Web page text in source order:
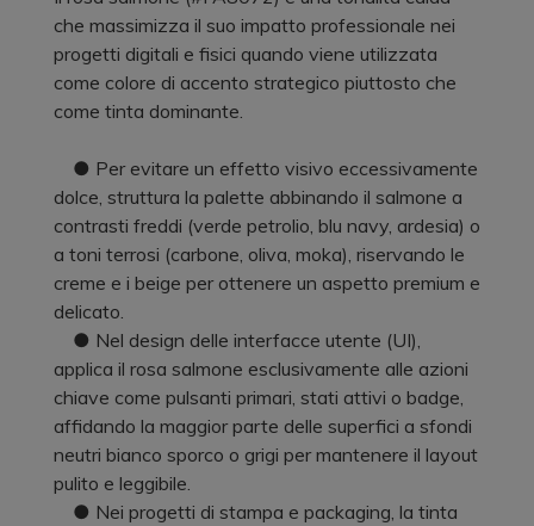
che massimizza il suo impatto professionale nei
progetti digitali e fisici quando viene utilizzata
come colore di accento strategico piuttosto che
come tinta dominante.
● Per evitare un effetto visivo eccessivamente
dolce, struttura la palette abbinando il salmone a
contrasti freddi (verde petrolio, blu navy, ardesia) o
a toni terrosi (carbone, oliva, moka), riservando le
creme e i beige per ottenere un aspetto premium e
delicato.
● Nel design delle interfacce utente (UI),
applica il rosa salmone esclusivamente alle azioni
chiave come pulsanti primari, stati attivi o badge,
affidando la maggior parte delle superfici a sfondi
neutri bianco sporco o grigi per mantenere il layout
pulito e leggibile.
● Nei progetti di stampa e packaging, la tinta